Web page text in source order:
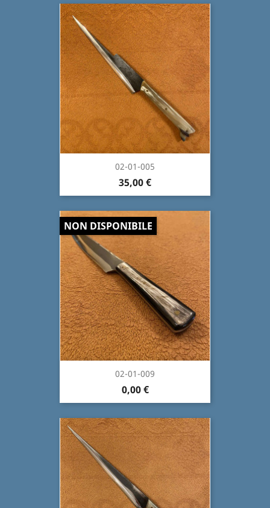
02-01-005
35,00 €
02-01-009
0,00 €
NON DISPONIBILE